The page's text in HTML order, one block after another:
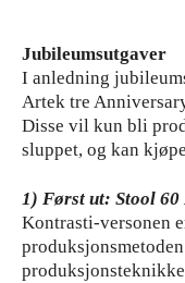
Jubileumsutgaver
I anledning
Artek tre
Disse vil kun bli
sluppet, og kan
1) Først ut: Stool
Kontrasti-versonen